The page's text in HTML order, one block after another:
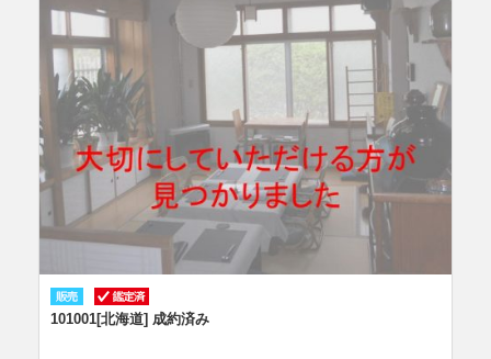
101001[北海道] 成約済み